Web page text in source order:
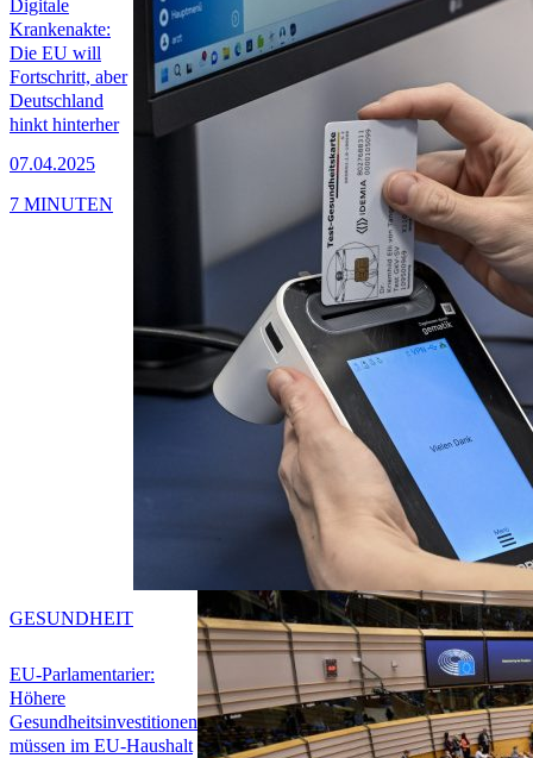
Digitale
Krankenakte:
Die EU will
Fortschritt, aber
Deutschland
hinkt hinterher
07.04.2025
7 MINUTEN
EU-Parlamentarier:
Höhere
Gesundheitsinvestitionen
müssen im EU-Haushalt
GESUNDHEIT